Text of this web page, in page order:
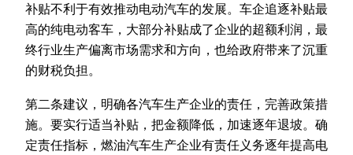
补贴不利于有效推动电动汽车的发展。车企追逐补贴最
高的纯电动客车，大部分补贴成了企业的超额利润，最
终行业生产偏离市场需求和方向，也给政府带来了沉重
的财税负担。
第二条建议，明确各汽车生产企业的责任，完善政策措
施。要实行适当补贴，把金额降低，加速逐年退坡。确
定责任指标，燃油汽车生产企业有责任义务逐年提高电